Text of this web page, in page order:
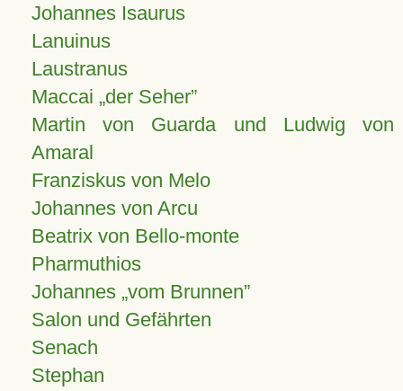
Johannes Isaurus
Lanuinus
Laustranus
Maccai „der Seher”
Martin von Guarda und Ludwig von
Amaral
Franziskus von Melo
Johannes von Arcu
Beatrix von Bello-monte
Pharmuthios
Johannes vom Brunnen
Salon und Gefährten
Senach
Stephan